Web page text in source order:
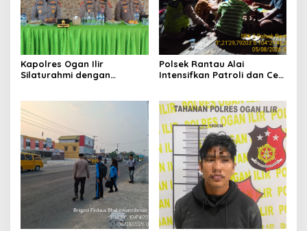
Kapolres Ogan Ilir
Silaturahmi dengan
Kamtibmas dan Antisipasi
Karhutla
Polsek Rantau Alai
Intensifkan Patroli dan Cek